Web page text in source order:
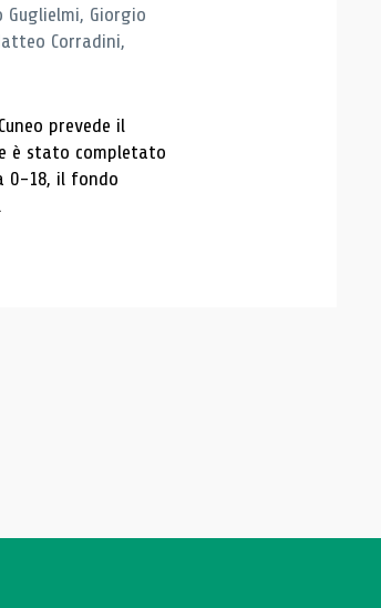
Guglielmi, Giorgio
Corradini,
prevede il
è stato completato
0-18, il fondo